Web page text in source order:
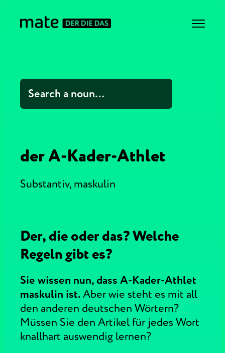
der A-Kader-Athlet
Substantiv, maskulin
Der, die oder das? Welche
Regeln gibt es?
Sie wissen nun, dass A-Kader-Athlet
maskulin ist.Aber wie steht es mit all
den anderen deutschen Wörtern?
Müssen Sie den Artikel für jedes Wort
knallhart auswendig lernen?